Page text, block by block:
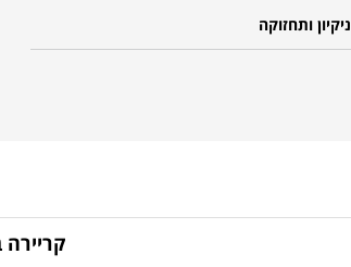
ניקיון ותחזוקה